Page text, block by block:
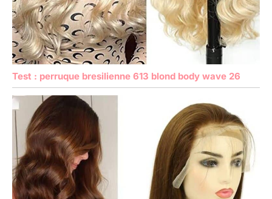
Test : perruque bresilienne 613 blond body wave 26